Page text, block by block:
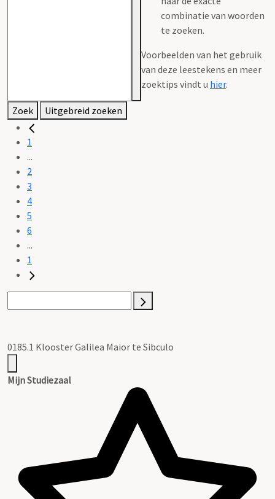
combinatie van woorden
te zoeken.
Voorbeelden van het gebruik
van deze leestekens en meer
zoektips vindt u hier.
Zoek Uitgebreid zoeken
1
...
2
3
4
5
6
...
1
0185.1 Klooster Galilea Maior te Sibculo
Mijn Studiezaal